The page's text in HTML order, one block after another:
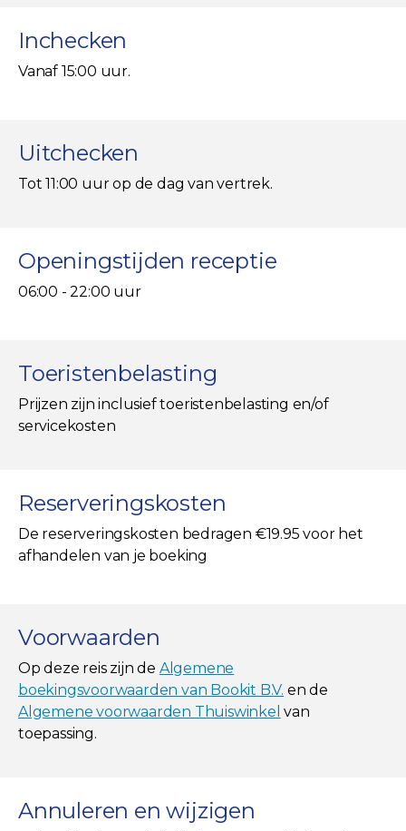
Inchecken
Vanaf 15:00 uur.
Uitchecken
Tot 11:00 uur op de dag van vertrek.
Openingstijden receptie
06:00 - 22:00 uur
Toeristenbelasting
Prijzen zijn inclusief toeristenbelasting en/of
servicekosten
Reserveringskosten
De reserveringskosten bedragen €19.95 voor het
afhandelen van je boeking
Voorwaarden
Op deze reis zijn de Algemene
boekingsvoorwaarden van Bookit B.V. en de
Algemene voorwaarden Thuiswinkel van
toepassing.
Annuleren en wijzigen